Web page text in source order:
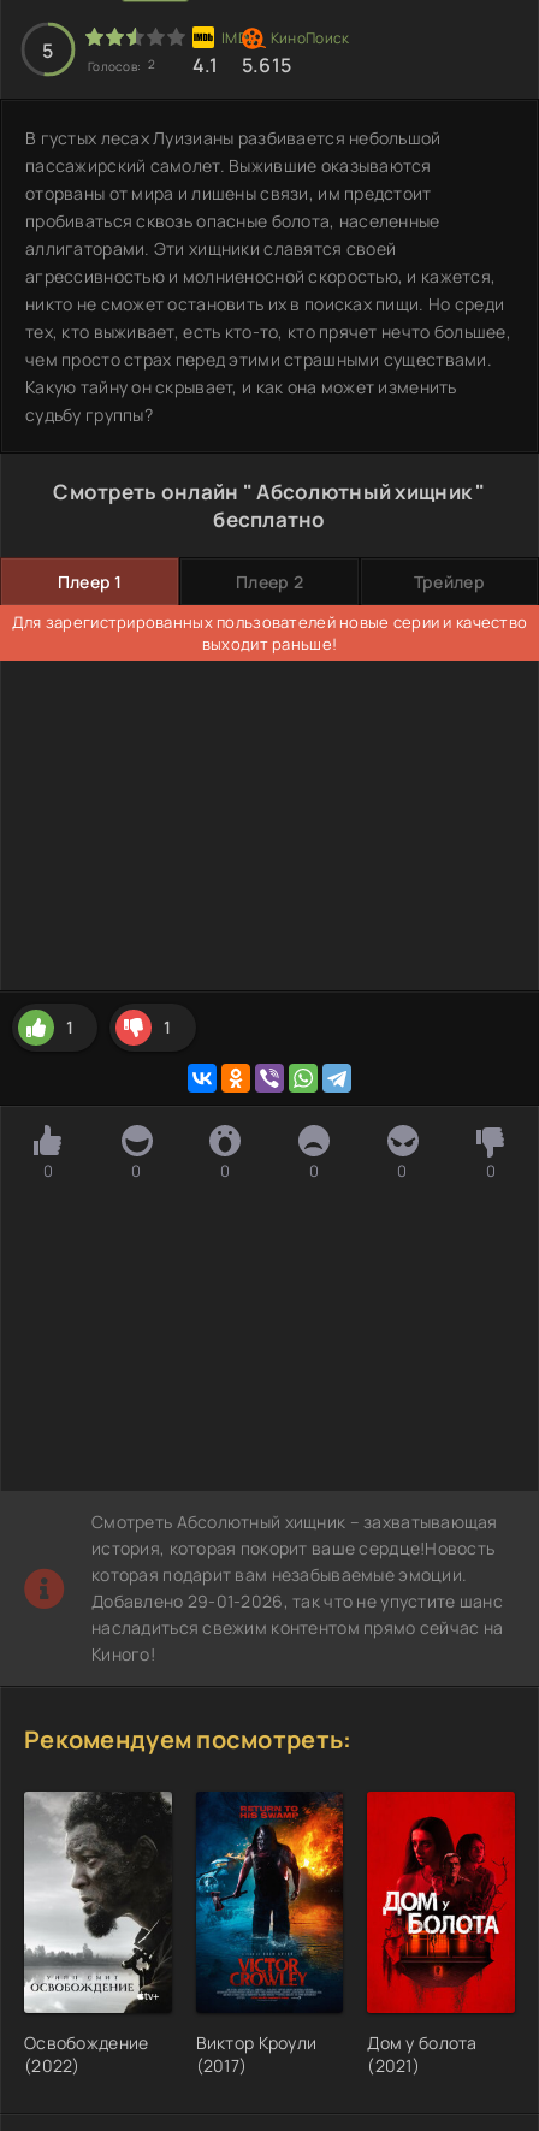
5
Голосов: 2 4.1 5.615
В густых лесах Луизианы разбивается небольшой
пассажирский самолет. Выжившие оказываются
оторваны от мира и лишены связи, им предстоит
пробиваться сквозь опасные болота, населенные
аллигаторами. Эти хищники славятся своей
агрессивностью и молниеносной скоростью, и кажется,
никто не сможет остановить их в поисках пищи. Но среди
тех, кто выживает, есть кто-то, кто прячет нечто большее,
чем просто страх перед этими страшными существами.
Какую тайну он скрывает, и как она может изменить
судьбу группы?
Смотреть онлайн " Абсолютный хищник "
бесплатно
Плеер 1 Плеер 2 Трейлер
Для зарегистрированных пользователей новые серии и качество
выходит раньше!
1 1
0 0 0 0 0 0
Смотреть Абсолютный хищник – захватывающая
история, которая покорит ваше сердце!Новость
которая подарит вам незабываемые эмоции.
Добавлено 29-01-2026, так что не упустите шанс
насладиться свежим контентом прямо сейчас на
Киного!
Рекомендуем посмотреть:
Освобождение
(2022)
Виктор Кроули
(2017)
Дом у болота
(2021)